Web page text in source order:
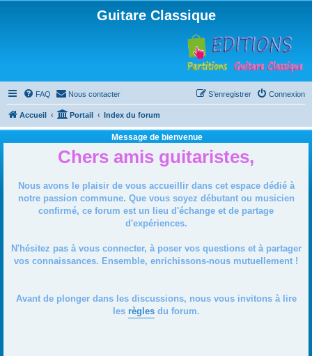
Guitare Classique
FAQ Nous contacter Connexion
S’enregistrer
Accueil Portail Index du forum
Message de bienvenue
Chers amis guitaristes,
Nous avons le plaisir de vous accueillir dans cet espace dédié à
notre passion commune. Que vous soyez débutant ou musicien
confirmé, ce forum est un lieu d'échange et de partage
d'expériences.
N'hésitez pas à vous connecter, à poser vos questions et à partager
vos connaissances. Ensemble, enrichissons-nous mutuellement !
Avant de plonger dans les discussions, nous vous invitons à lire
les règlesdu forum.